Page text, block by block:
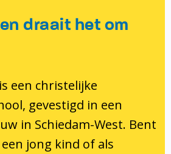
christelijke
en veiligheid
leerling
school
draait het om
een christelijke
gevestigd in een
in Schiedam-West. Bent
jong kind of als